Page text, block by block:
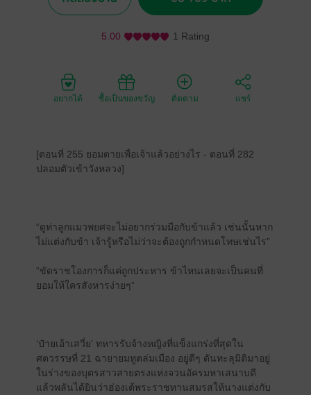
5.00 1 Rating
อยากได้ ซื้อเป็นของขวัญ ติดตาม แชร์
[ตอนที่ 255 ยอมตายเพื่อเจ้าแล้วอย่างไร - ตอนที่ 282
ปลอมตัวเข้าวังหลวง]
“ดูท่าลูกแมวพยศจะไม่อยากร่วมมือกับข้าแล้ว เช่นนั้นหาก
ไม่แต่งกับข้า เจ้ารู้หรือไม่ว่าจะต้องถูกกำหนดโทษเช่นไร”
“ขัดราชโองการก็แค่ถูกประหาร ข้าไหนเลยจะเป็นคนที่
ยอมให้ใครสังหารง่ายๆ”
‘ป๋ายเอ้าเสวี่ย’ ทหารรับจ้างหญิงที่แข็งแกร่งที่สุดใน
ศตวรรษที่ 21 ฉายายมทูตล่มเมือง อยู่ดีๆ ดันทะลุมิติมาอยู่
ในร่างของบุตรสาวสายตรงแห่งจวนอัครมหาเสนาบดี
แล้วพลันได้ยินว่าฮ่องเต้พระราชทานสมรสให้นางแต่งกับ